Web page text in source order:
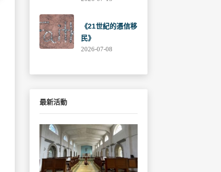
《21世紀的憑信移
民》
2026-07-08
最新活動